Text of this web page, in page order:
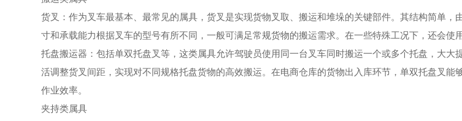
货叉：作为叉车最基本、最常见的属具，货叉是实现货物叉取、搬运和堆垛的关键部件。其结构简单
寸和承载能力根据叉车的型号有所不同，一般可满足常规货物的搬运需求。在一些特殊工况下，还会使
托盘搬运器：包括单双托盘叉等，这类属具允许驾驶员使用同一台叉车同时搬运一个或多个托盘，大
活调整货叉间距，实现对不同规格托盘货物的高效搬运。在电商仓库的货物出入库环节，单双托盘叉
作业效率。
夹持类属具